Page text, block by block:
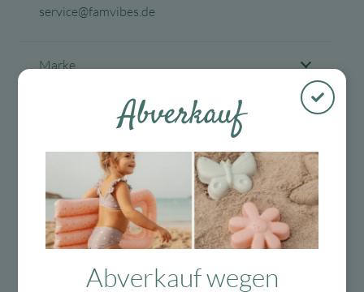
service@famvibes.de
Marke
Bewertungen (0)
Tags
Abverkauf
Abverkauf wegen